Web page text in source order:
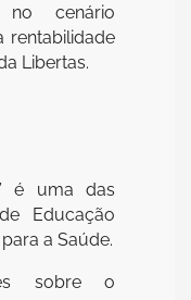
cenário
rentabilidade
Libertas.
é uma das
Educação
a Saúde.
sobre o